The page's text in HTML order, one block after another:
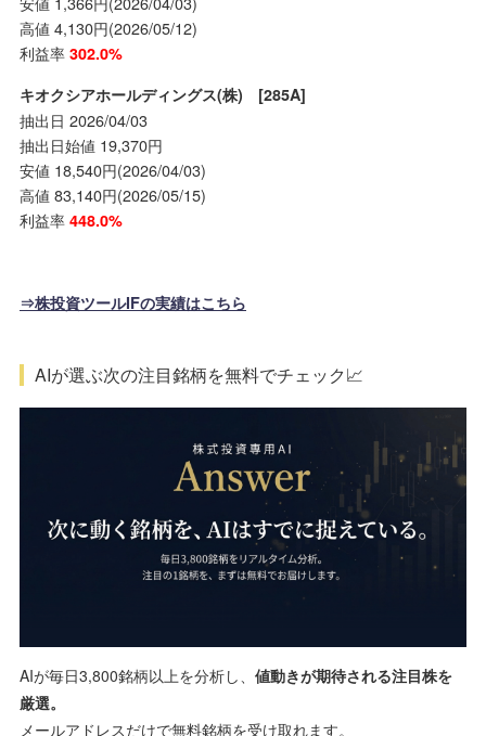
高値 4,130円(2026/05/12)
利益率 302.0%
キオクシアホールディングス(株) [285A]
抽出日 2026/04/03
抽出日始値 19,370円
安値 18,540円(2026/04/03)
高値 83,140円(2026/05/15)
利益率 448.0%
⇒株投資ツールIFの実績はこちら
AIが選ぶ次の注目銘柄を無料でチェック📈
AIが毎日3,800銘柄以上を分析し、 値動きが期待される注目株を
厳選。
メールアドレスだけで無料銘柄を受け取れます。